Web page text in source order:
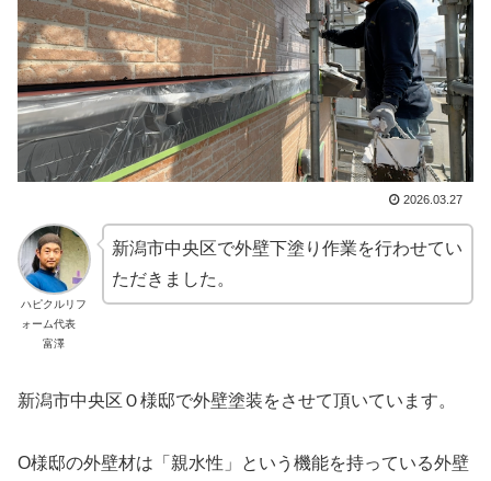
2026.03.27
ハピクルリフ
ォーム代表
富澤
新潟市中央区で外壁下塗り作業を行わせてい
ただきました。
新潟市中央区Ｏ様邸で外壁塗装をさせて頂いています。
O様邸の外壁材は「親水性」という機能を持っている外壁